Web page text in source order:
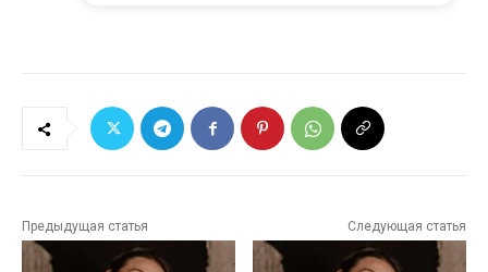
Предыдущая статья Следующая статья